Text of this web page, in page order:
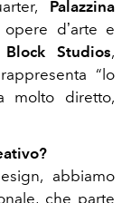
Palazzina
dʼarte e
Block Studios,
“lo
molto diretto,
abbiamo
che parte